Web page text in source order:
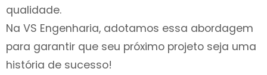
qualidade.
Na VS Engenharia, adotamos essa abordagem
para garantir que seu próximo projeto seja uma
história de sucesso!